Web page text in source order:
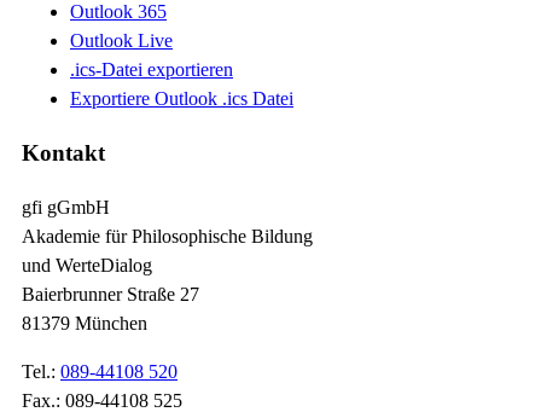
Outlook 365
Outlook Live
.ics-Datei exportieren
Exportiere Outlook .ics Datei
Kontakt
gfi gGmbH
Akademie für Philosophische Bildung
und WerteDialog
Baierbrunner Straße 27
81379 München
Tel.: 089-44108 520
Fax.: 089-44108 525